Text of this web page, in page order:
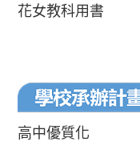
花女教科用書
高中優質化